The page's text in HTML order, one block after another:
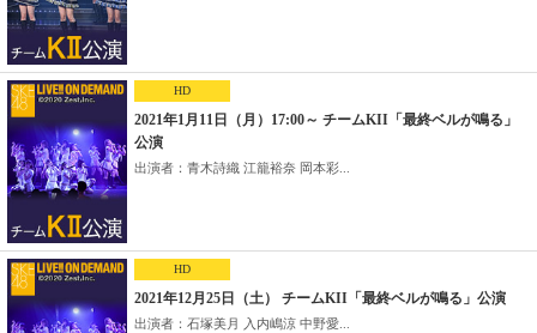
HD
2021年1月11日（月）17:00～ チームKII「最終ベルが鳴る」
公演
出演者：青木詩織 江籠裕奈 岡本彩...
HD
2021年12月25日（土） チームKII「最終ベルが鳴る」公演
出演者：石塚美月 入内嶋涼 中野愛...